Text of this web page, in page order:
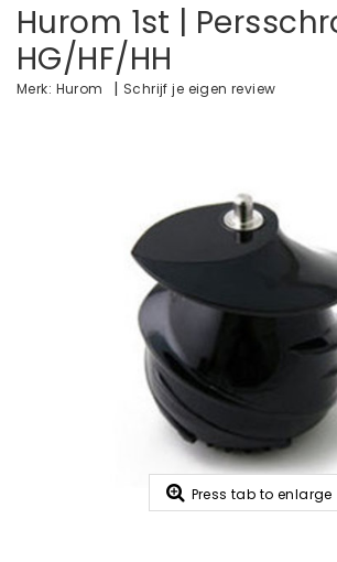
Hurom 1st |
HG/HF/HH
Merk: Hurom | Schrijf je eigen review
Press tab to enlarge